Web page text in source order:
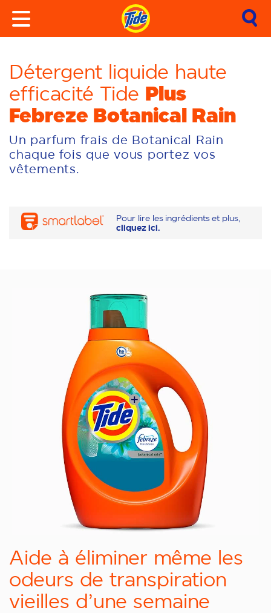
Détergent liquide haute
efficacité Tide Plus
Febreze Botanical Rain
Un parfum frais de Botanical Rain
chaque fois que vous portez vos
vêtements.
Pour lire les ingrédients et plus,
cliquez ici.
Aide à éliminer même les
odeurs de transpiration
vieilles d’une semaine